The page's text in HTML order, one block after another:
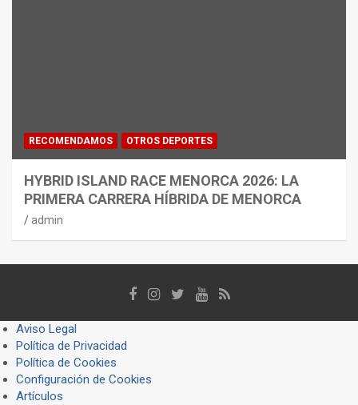
RECOMENDAMOS OTROS DEPORTES
HYBRID ISLAND RACE MENORCA 2026: LA
PRIMERA CARRERA HÍBRIDA DE MENORCA
admin
Aviso Legal
Política de Privacidad
Política de Cookies
Configuración de Cookies
Artículos